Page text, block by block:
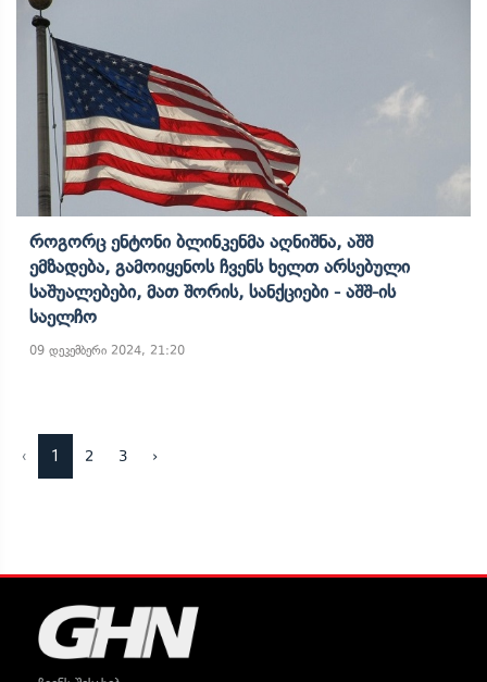
Როგორც Ენტონი Ბლინკენმა Აღნიშნა, Აშშ
Ემზადება, Გამოიყენოს Ჩვენს Ხელთ Არსებული
Საშუალებები, Მათ Შორის, Სანქციები - Აშშ-Ის
Საელჩო
09 დეკემბერი 2024, 21:20
‹ 1 2 3 ›